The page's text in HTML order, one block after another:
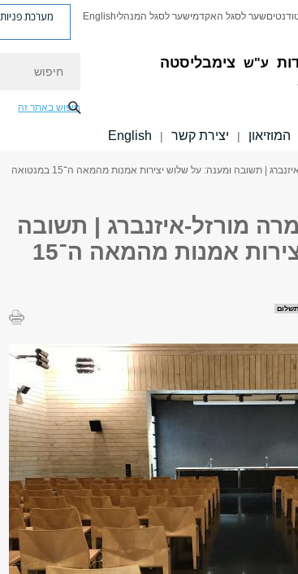
ע"ש
צימבליסטה
שער לסגל האקדמישער לסגל המנהליEnglish מערכת פניות
חיפוש באתר זה
המוזיאון | יצירת קשר |
English
| תשובה ומענה: על שלוש יצירות אמנות מהמאה ה־15 במנטואה
מורזל-איזנברג | תשובה
ומענה: על שלוש יצירות אמנות מהמאה ה־15